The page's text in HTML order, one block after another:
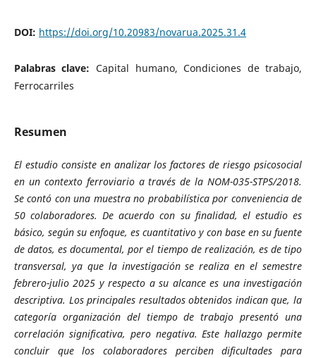
DOI: https://doi.org/10.20983/novarua.2025.31.4
Palabras clave: Capital humano, Condiciones de trabajo,
Ferrocarriles
Resumen
El estudio consiste en analizar los factores de riesgo psicosocial
en un contexto ferroviario a través de la NOM-035-STPS/2018.
Se contó con una muestra no probabilística por conveniencia de
50 colaboradores.De acuerdo con su finalidad, el estudio es
básico, según su enfoque, es cuantitativo y con base en su fuente
de datos, es documental, por el tiempo de realización, es de tipo
transversal, ya que la investigación se realiza en el semestre
febrero-julio 2025 y respecto a su alcance es una investigación
descriptiva. Los principales resultados obtenidos indican que, la
categoría organización del tiempo de trabajo presentó una
correlación significativa, pero negativa. Este hallazgo permite
concluir que los colaboradores perciben dificultades para